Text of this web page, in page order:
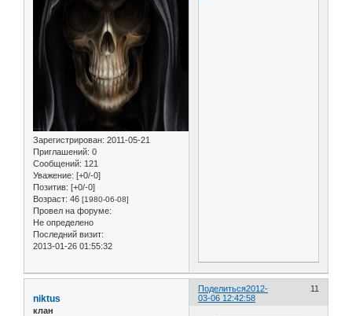
Зарегистрирован: 2011-05-21
Приглашений: 0
Сообщений: 121
Уважение: [+0/-0]
Позитив: [+0/-0]
Возраст: 46 [1980-06-08]
Провел на форуме:
Не определено
Последний визит:
2013-01-26 01:55:32
Поделиться 11
2012-
03-06 12:42:58
niktus
клан